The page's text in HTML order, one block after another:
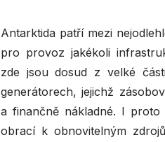
Antarktida patří mezi
pro provoz jakékoli
zde jsou dosud z velké
generátorech, jejichž
a finančně nákladné. I
obrací k obnovitelným